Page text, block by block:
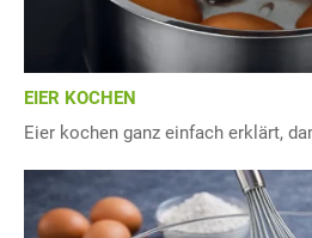
EIER KOCHEN
Eier kochen ganz einfach erklärt,